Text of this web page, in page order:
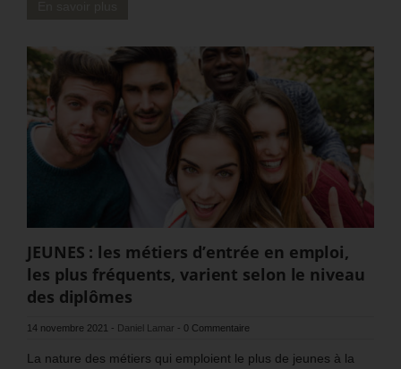
JEUNES : les métiers d’entrée en emploi,
les plus fréquents, varient selon le niveau
des diplômes
14 novembre 2021 - Daniel Lamar - 0 Commentaire
La nature des métiers qui emploient le plus de jeunes à la